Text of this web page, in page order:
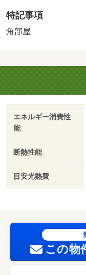
場：なし・駐輪場：
特記事項
角部屋
エネルギー消費性
能
断熱性能
目安光熱費
この物